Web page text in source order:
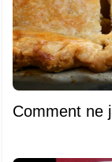
Comment ne